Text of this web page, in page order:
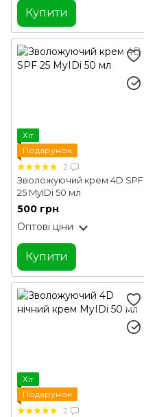
Купити
Хіт
Подарунок
2
Зволожуючий крем 4D SPF
25 MyIDi 50 мл
500 грн
Оптові ціни
Купити
Хіт
Подарунок
2